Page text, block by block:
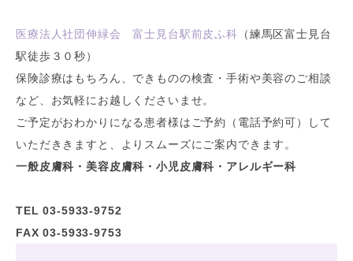
医療法人社団伸緑会 富士見台駅前皮ふ科 （練馬区富士見台
駅徒歩３０秒）
保険診療はもちろん、できものの検査・手術や美容のご相談
など、お気軽にお越しくださいませ。
ご予定がおわかりになる患者様はご予約（電話予約可）して
いただききますと、よりスムーズにご案内できます。
一般皮膚科・美容皮膚科・小児皮膚科・アレルギー科
TEL 03-5933-9752
FAX 03-5933-9753